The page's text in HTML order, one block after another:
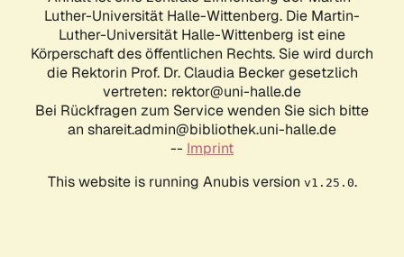
Luther-Universität Halle-Wittenberg. Die Martin-
Luther-Universität Halle-Wittenberg ist eine
Körperschaft des öffentlichen Rechts. Sie wird durch
die Rektorin Prof. Dr. Claudia Becker gesetzlich
vertreten: rektor@uni-halle.de
Bei Rückfragen zum Service wenden Sie sich bitte
an shareit.admin@bibliothek.uni-halle.de
-- Imprint
This website is running Anubis version v1.25.0.